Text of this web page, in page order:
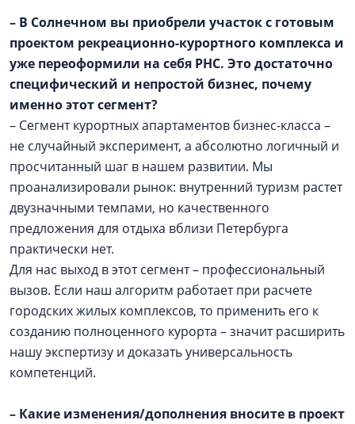
– В Солнечном вы приобрели участок с готовым
проектом рекреационно-курортного комплекса и
уже переоформили на себя РНС. Это достаточно
специфический и непростой бизнес, почему
именно этот сегмент?
– Сегмент курортных апартаментов бизнес-класса –
не случайный эксперимент, а абсолютно логичный и
просчитанный шаг в нашем развитии. Мы
проанализировали рынок: внутренний туризм растет
двузначными темпами, но качественного
предложения для отдыха вблизи Петербурга
практически нет.
Для нас выход в этот сегмент – профессиональный
вызов. Если наш алгоритм работает при расчете
городских жилых комплексов, то применить его к
созданию полноценного курорта – значит расширить
нашу экспертизу и доказать универсальность
компетенций.
– Какие изменения/дополнения вносите в проект